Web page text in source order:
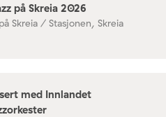
på Skreia 2026
Skreia / Stasjonen, Skreia
med Innlandet